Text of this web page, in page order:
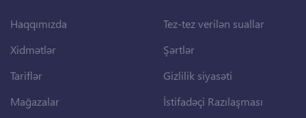
Haqqımızda
Xidmətlər
Tariflər
Mağazalar
Tez-tez verilən suallar
Şərtlər
Gizlilik siyasəti
İstifadəçi Razılaşması